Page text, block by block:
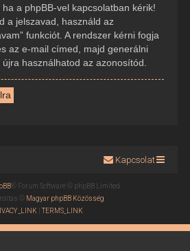
a phpBB-vel kapcsolatban kérik!
a jelszavad, használd az
funkciót. A rendszer kérni fogja
az e-mail címed, majd generálni
használhatod az azonosítód.
Kapcsolat
® Forum Software © phpBB Limited
© Magyar phpBB Közösség
|TERMS_LINK